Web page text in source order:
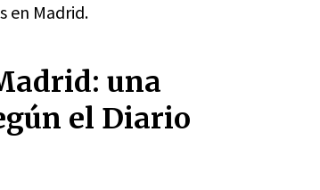
en Madrid.
una
el Diario